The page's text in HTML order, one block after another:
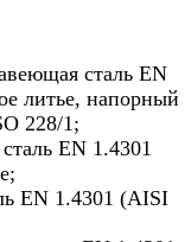
сталь EN
литье, напорный
228/1;
EN 1.4301
EN 1.4301 (AISI